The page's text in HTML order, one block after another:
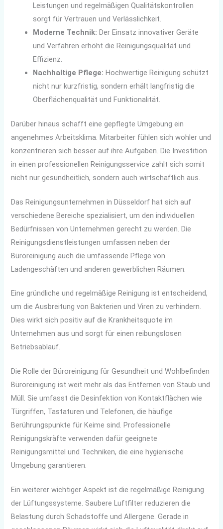
Leistungen und regelmäßigen Qualitätskontrollen
sorgt für Vertrauen und Verlässlichkeit.
Moderne Technik: Der Einsatz innovativer Geräte
und Verfahren erhöht die Reinigungsqualität und
Effizienz.
Nachhaltige Pflege: Hochwertige Reinigung schützt
nicht nur kurzfristig, sondern erhält langfristig die
Oberflächenqualität und Funktionalität.
Darüber hinaus schafft eine gepflegte Umgebung ein
angenehmes Arbeitsklima. Mitarbeiter fühlen sich wohler und
konzentrieren sich besser auf ihre Aufgaben. Die Investition
in einen professionellen Reinigungsservice zahlt sich somit
nicht nur gesundheitlich, sondern auch wirtschaftlich aus.
Das Reinigungsunternehmen in Düsseldorf hat sich auf
verschiedene Bereiche spezialisiert, um den individuellen
Bedürfnissen von Unternehmen gerecht zu werden. Die
Reinigungsdienstleistungen umfassen neben der
Büroreinigung auch die umfassende Pflege von
Ladengeschäften und anderen gewerblichen Räumen.
Eine gründliche und regelmäßige Reinigung ist entscheidend,
um die Ausbreitung von Bakterien und Viren zu verhindern.
Dies wirkt sich positiv auf die Krankheitsquote im
Unternehmen aus und sorgt für einen reibungslosen
Betriebsablauf.
Die Rolle der Büroreinigung für Gesundheit und Wohlbefinden
Büroreinigung ist weit mehr als das Entfernen von Staub und
Müll. Sie umfasst die Desinfektion von Kontaktflächen wie
Türgriffen, Tastaturen und Telefonen, die häufige
Berührungspunkte für Keime sind. Professionelle
Reinigungskräfte verwenden dafür geeignete
Reinigungsmittel und Techniken, die eine hygienische
Umgebung garantieren.
Ein weiterer wichtiger Aspekt ist die regelmäßige Reinigung
der Lüftungssysteme. Saubere Luftfilter reduzieren die
Belastung durch Schadstoffe und Allergene. Gerade in